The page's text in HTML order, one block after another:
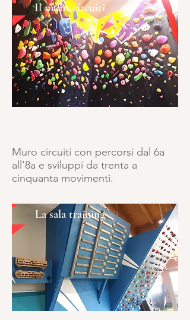
Il muro circuiti
Muro circuiti con percorsi dal 6a
all'8a e sviluppi da trenta a
cinquanta movimenti.
La sala training